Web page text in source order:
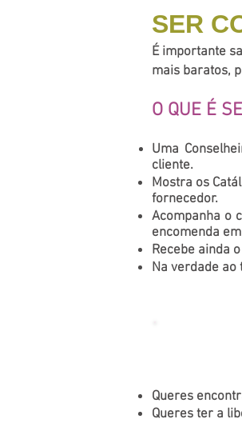
SER
É importante
mais baratos,
O QUE É
Uma
cliente.
Mostra os
fornecedor.
Acompanha o
encomenda
Recebe ainda
Na verdade ao
Queres
Queres ter a